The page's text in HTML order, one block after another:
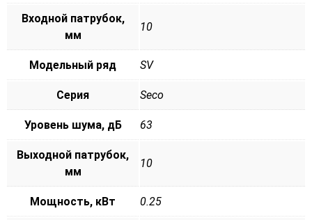
Входной патрубок,
мм
10
Модельный ряд SV
Серия Seco
Уровень шума, дБ 63
Выходной патрубок,
мм
10
Мощность, кВт 0.25